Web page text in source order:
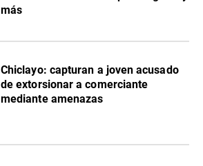
más
Chiclayo: capturan a joven acusado
de extorsionar a comerciante
mediante amenazas